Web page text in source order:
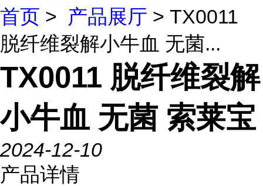
首页 > 产品展厅 > TX0011
脱纤维裂解小牛血 无菌...
TX0011 脱纤维裂解
小牛血 无菌 索莱宝
2024-12-10
产品详情